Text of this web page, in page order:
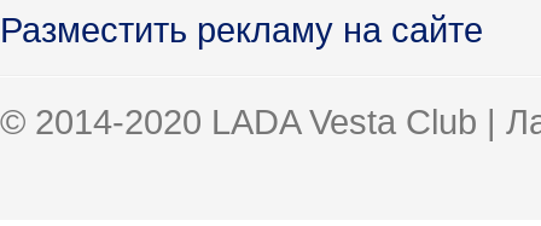
Разместить рекламу на сайте
© 2014-2020 LADA Vesta Club |